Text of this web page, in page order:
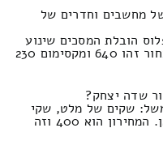
מחשבים וחדרים של
הובלת המסכים שינוע
של דירה של סרברים מאה אחוז התמחור זהו 640 ומקסימום 230
שדה יצחק?
שקים של מלט, שקי
בלה, טיט, פחי צבע וזה לא נגמר כאן. המחירון הוא 400 וזה